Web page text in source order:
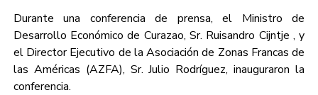
Durante una conferencia de prensa, el Ministro de
Desarrollo Económico de Curazao, Sr. Ruisandro Cijntje , y
el Director Ejecutivo de la Asociación de Zonas Francas de
las Américas (AZFA), Sr. Julio Rodríguez, inauguraron la
conferencia.